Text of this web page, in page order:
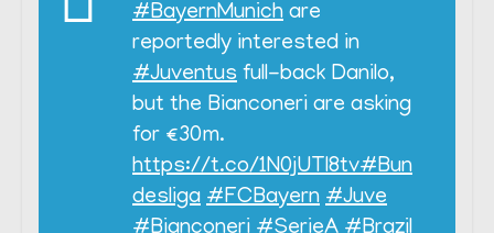
#BayernMunich are
reportedly interested in
#Juventus full-back Danilo,
but the Bianconeri are asking
for €30m.
https://t.co/1N0jUTl8tv#Bun
desliga #FCBayern #Juve